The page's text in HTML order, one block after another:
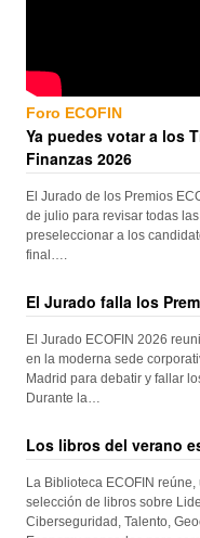
Foro ECOFIN
Ya puedes votar a los
Finanzas 2026
El Jurado de los Premios
de julio para revisar todas
preseleccionar a los
final….
El Jurado falla los
El Jurado ECOFIN 2026
en la moderna sede
Madrid para debatir y fallar
Durante la…
Los libros del verano
La Biblioteca ECOFIN
selección de libros sobre
Ciberseguridad, Talento,